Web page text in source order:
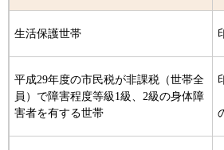
生活保護世帯
平成29年度の市民税が非課税（世帯全
員）で障害程度等級1級、2級の身体障
害者を有する世帯